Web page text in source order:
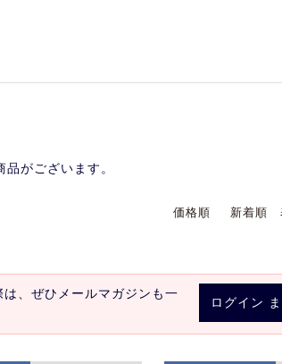
品がございます。
価格順 新着順
ログイン
、ぜひメールマガジンも一